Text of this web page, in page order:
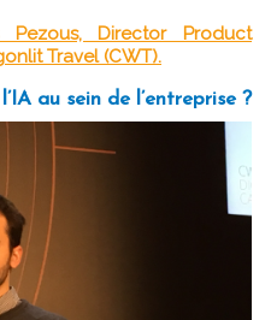
Pezous, Director Product
Travel (CWT).
au sein de l’entreprise ?